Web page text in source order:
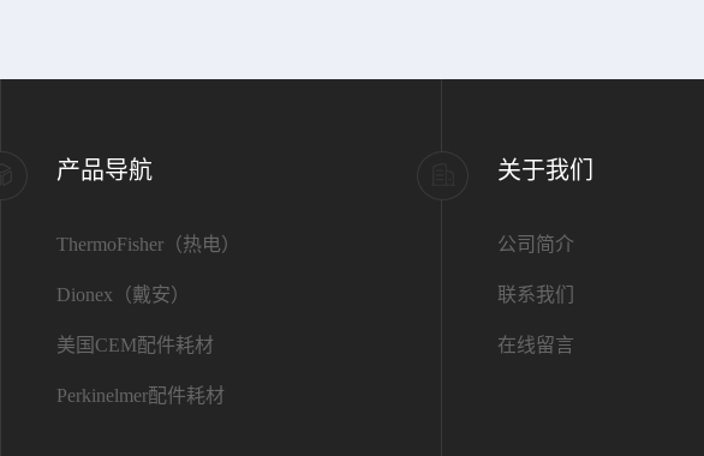
产品导航
ThermoFisher（热电）
Dionex（戴安）
美国CEM配件耗材
Perkinelmer配件耗材
关于我们
公司简介
联系我们
在线留言